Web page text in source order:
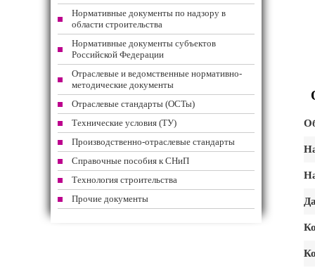
Нормативные документы по надзору в
области строительства
Нормативные документы субъектов
Российской Федерации
Отраслевые и ведомственные нормативно-
методические документы
Отраслевые стандарты (ОСТы)
Технические условия (ТУ)
Производственно-отраслевые стандарты
Справочные пособия к СНиП
Технология строительства
Прочие документы